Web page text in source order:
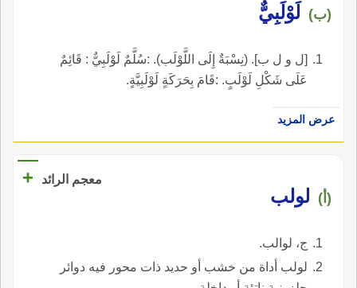
(ب) لَوْلَبِيٌّ
[ل و ل ب]. (نِسْبَةٌ إِلَى اللَّوْلَب). :سُلَّمٌ لَوْلَبِيٌّ : قَائِمٌ
عَلَى شَكْلِ لَوْلَبٍ. :قَامَ بِحَرَكَةٍ لَوْلَبِيَّةٍ.
عرض المزيد
معجم الرائد +
(أ) لولب
ج، لوالب.
لولب أداة من خشب أو حديد ذات محور فيه دوائر